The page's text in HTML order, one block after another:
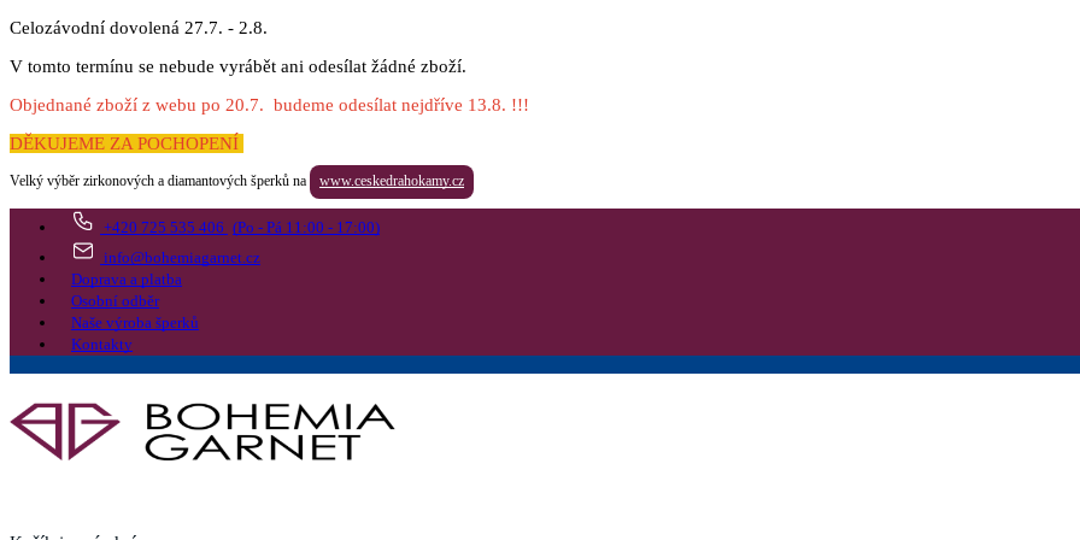
Celozávodní dovolená 27.7. - 2.8.
V tomto termínu se nebude vyrábět ani odesílat žádné zboží.
Objednané zboží z webu po 20.7. budeme odesílat nejdříve 13.8. !!!
DĚKUJEME ZA POCHOPENÍ
Velký výběr zirkonových a diamantových šperků na www.ceskedrahokamy.cz
+420 725 535 406 (Po - Pá 11:00 - 17:00)
info@bohemiagarnet.cz
Doprava a platba
Osobní odběr
Naše výroba šperků
Kontakty